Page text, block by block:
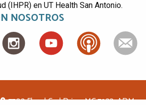
(IHPR) en UT Health San Antonio.
NOSOTROS
7703 Floyd Curl Drive, MC 7933, ADM-